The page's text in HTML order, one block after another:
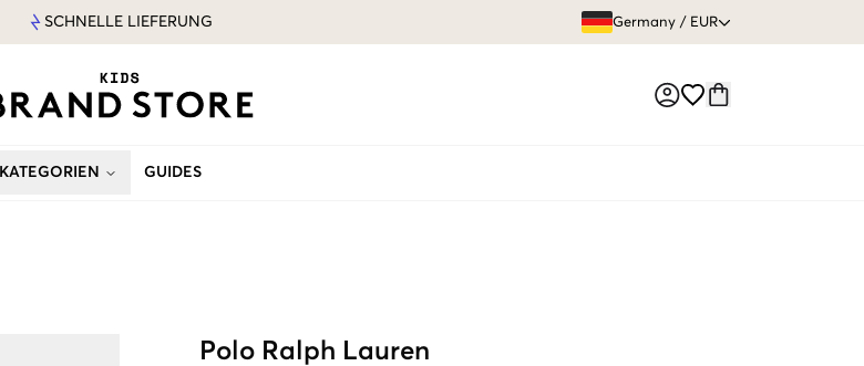
SCHNELLE LIEFERUNG Germany / EUR
KATEGORIEN GUIDES
Polo Ralph Lauren